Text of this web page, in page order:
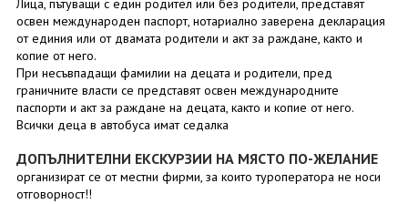
Лица, пътуващи с един родител или без родители, представят
освен международен паспорт, нотариално заверена декларация
от единия или от двамата родители и акт за раждане, както и
копие от него.
При несъвпадащи фамилии на децата и родители, пред
граничните власти се представят освен международните
паспорти и акт за раждане на децата, както и копие от него.
Всички деца в автобуса имат седалка
ДОПЪЛНИТЕЛНИ ЕКСКУРЗИИ НА МЯСТО ПО-ЖЕЛАНИЕ
организират се от местни фирми, за които туроператора не носи
отговорност!!